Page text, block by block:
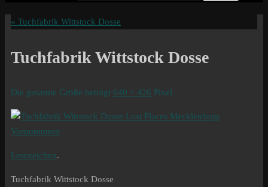
« Tuchfabrik Wittstock Dosse
Tuchfabrik Wittstock Dosse
Die gesamte Größe beträgt 640 × 426 Pixel
Lesezeichen.
Tuchfabrik Wittstock Dosse